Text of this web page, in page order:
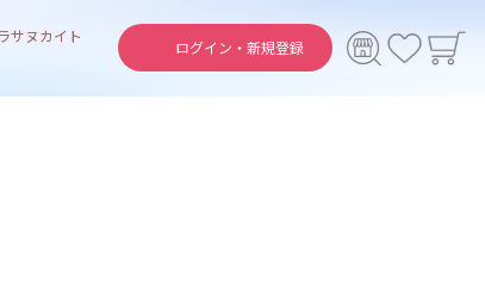
ログイン・ 新規登録
サヌカイト